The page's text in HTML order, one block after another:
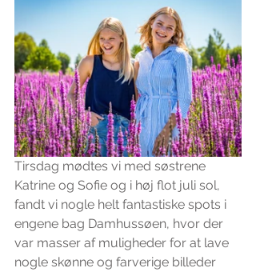
Tirsdag mødtes vi med søstrene
Katrine og Sofie og i høj flot juli sol,
fandt vi nogle helt fantastiske spots i
engene bag Damhussøen, hvor der
var masser af muligheder for at lave
nogle skønne og farverige billeder